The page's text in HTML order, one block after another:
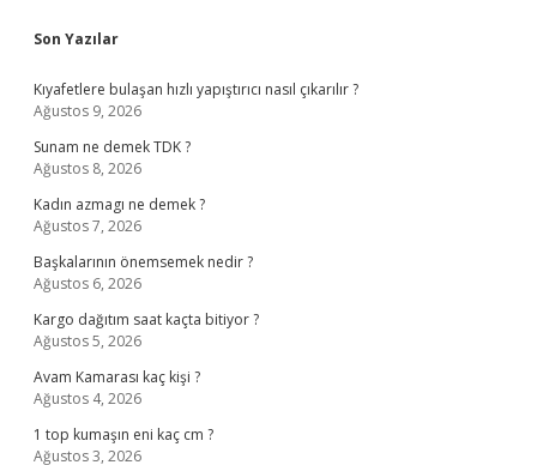
Sidebar
Son Yazılar
Kıyafetlere bulaşan hızlı yapıştırıcı nasıl çıkarılır ?
Ağustos 9, 2026
Sunam ne demek TDK ?
Ağustos 8, 2026
Kadın azmagı ne demek ?
Ağustos 7, 2026
Başkalarının önemsemek nedir ?
Ağustos 6, 2026
Kargo dağıtım saat kaçta bitiyor ?
Ağustos 5, 2026
Avam Kamarası kaç kişi ?
Ağustos 4, 2026
1 top kumaşın eni kaç cm ?
Ağustos 3, 2026